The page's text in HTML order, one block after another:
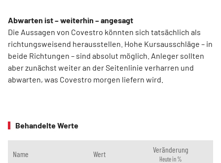
Abwarten ist – weiterhin – angesagt
Die Aussagen von Covestro könnten sich tatsächlich als
richtungsweisend herausstellen. Hohe Kursausschläge – in
beide Richtungen – sind absolut möglich. Anleger sollten
aber zunächst weiter an der Seitenlinie verharren und
abwarten, was Covestro morgen liefern wird.
Behandelte Werte
Name Wert Veränderung
Heute in %